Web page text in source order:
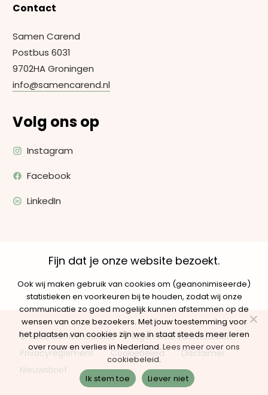
Contact
Samen Carend
Postbus 6031
9702HA Groningen
info@samencarend.nl
Volg ons op
Instagram
Facebook
LinkedIn
© 2025 Samen Carend
Algemene voorwaarden
Privacyreglement
Cookiebeleid
Disclaimer
Nieuwsbrief
Fijn dat je onze website bezoekt.
Ook wij maken gebruik van cookies om (geanonimiseerde)
statistieken en voorkeuren bij te houden, zodat wij onze
communicatie zo goed mogelijk kunnen afstemmen op de
wensen van onze bezoekers. Met jouw toestemming voor
het plaatsen van cookies zijn we in staat steeds meer leren
over rouw en verlies in Nederland. Lees meer over ons
cookiebeleid.
Ik stem toe
Liever niet